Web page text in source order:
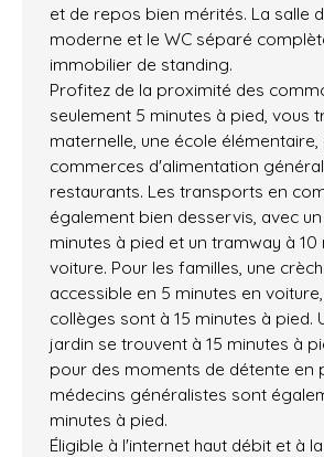
et de repos bien mérités. La salle
moderne et le WC séparé
immobilier de standing.
Profitez de la proximité des
seulement 5 minutes à pied, vous
maternelle, une école élémentaire,
commerces d'alimentation
restaurants. Les transports en
également bien desservis, avec
minutes à pied et un tramway à 10
voiture. Pour les familles, une
accessible en 5 minutes en
collèges sont à 15 minutes à pied.
jardin se trouvent à 15 minutes à
pour des moments de détente en
médecins généralistes sont
minutes à pied.
Éligible à l'internet haut débit et à